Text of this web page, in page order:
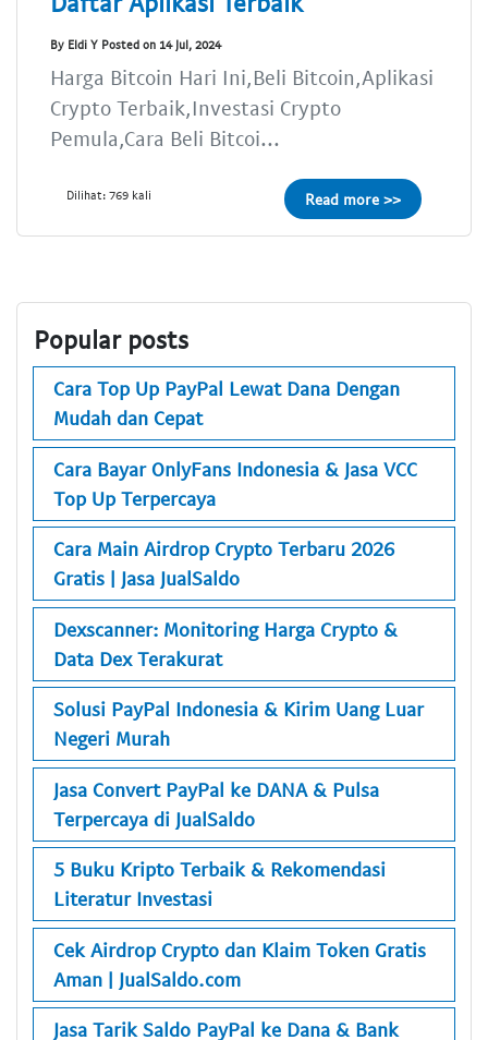
By Eldi Y Posted on 14 Jul, 2024
Harga Bitcoin Hari Ini,Beli Bitcoin,Aplikasi
Crypto Terbaik,Investasi Crypto
Pemula,Cara Beli Bitcoi...
Dilihat: 769 kali Read more >>
Popular posts
Cara Top Up PayPal Lewat Dana Dengan
Mudah dan Cepat
Cara Bayar OnlyFans Indonesia & Jasa VCC
Top Up Terpercaya
Cara Main Airdrop Crypto Terbaru 2026
Gratis | Jasa JualSaldo
Dexscanner: Monitoring Harga Crypto &
Data Dex Terakurat
Solusi PayPal Indonesia & Kirim Uang Luar
Negeri Murah
Jasa Convert PayPal ke DANA & Pulsa
Terpercaya di JualSaldo
5 Buku Kripto Terbaik & Rekomendasi
Literatur Investasi
Cek Airdrop Crypto dan Klaim Token Gratis
Aman | JualSaldo.com
Jasa Tarik Saldo PayPal ke Dana & Bank